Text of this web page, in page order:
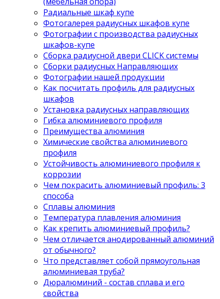
Радиальные шкаф купе
Фотогалерея радиусных шкафов купе
Фотографии с производства радиусных
шкафов-купе
Сборка радиусной двери CLICK системы
Сборки радиусных Направляющих
Фотографии нашей продукции
Как посчитать профиль для радиусных
шкафов
Установка радиусных направляющих
Гибка алюминиевого профиля
Преимущества алюминия
Химические свойства алюминиевого
профиля
Устойчивость алюминиевого профиля к
коррозии
Чем покрасить алюминиевый профиль: 3
способа
Сплавы алюминия
Температура плавления алюминия
Как крепить алюминиевый профиль?
Чем отличается анодированный алюминий
от обычного?
Что представляет собой прямоугольная
алюминиевая труба?
Дюралюминий - состав сплава и его
свойства